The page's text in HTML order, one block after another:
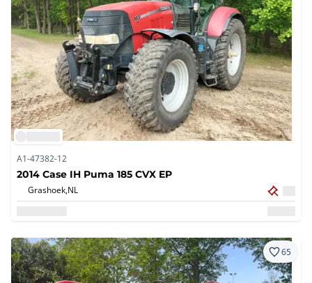
A1-47382-12
2014 Case IH Puma 185 CVX EP
Grashoek,NL
65